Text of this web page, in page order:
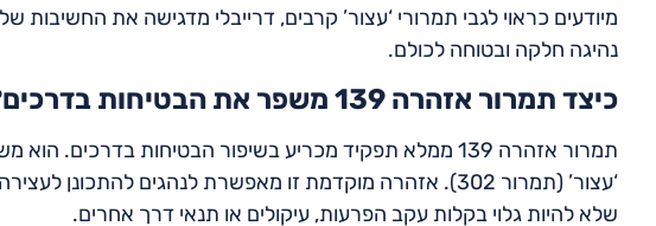
מיודעים כראוי לגבי תמרורי ‘עצור’ קרבים, דרייבלי מדגישה את החשיבות
נהיגה חלקה ובטוחה לכולם.
כיצד תמרור אזהרה 139 משפר את הבטיחות בדרכים?
תמרור אזהרה 139 ממלא תפקיד מכריע בשיפור הבטיחות
‘עצור’ (תמרור 302). אזהרה מוקדמת זו מאפשרת לנהגים
שלא להיות גלוי בקלות עקב הפרעות, עיקולים או תנאי דרך אחרים.